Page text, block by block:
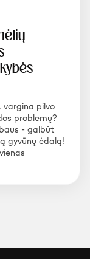
vargina pilvo
problemų?
- galbūt
gyvūnų ėdalą!